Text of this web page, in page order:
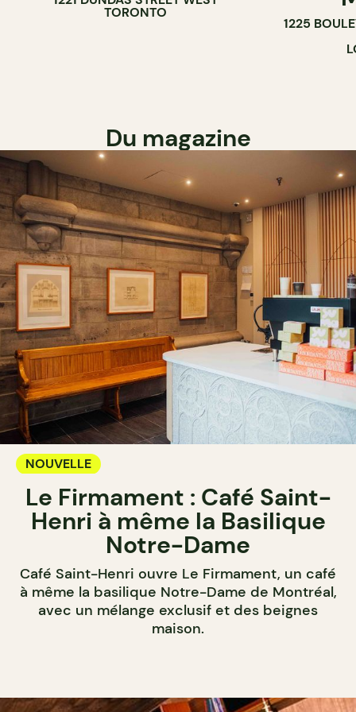
TORONTO
1225
Du magazine
NOUVELLE
Le Firmament : Café Saint-
Henri à même la Basilique
Notre-Dame
Café Saint-Henri ouvre Le Firmament, un café
à même la basilique Notre-Dame de Montréal,
avec un mélange exclusif et des beignes
maison.